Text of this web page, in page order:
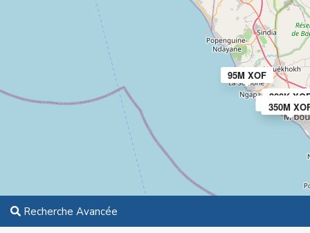
350M
300K
150M XOF
95M XOF
Recherche Avancée